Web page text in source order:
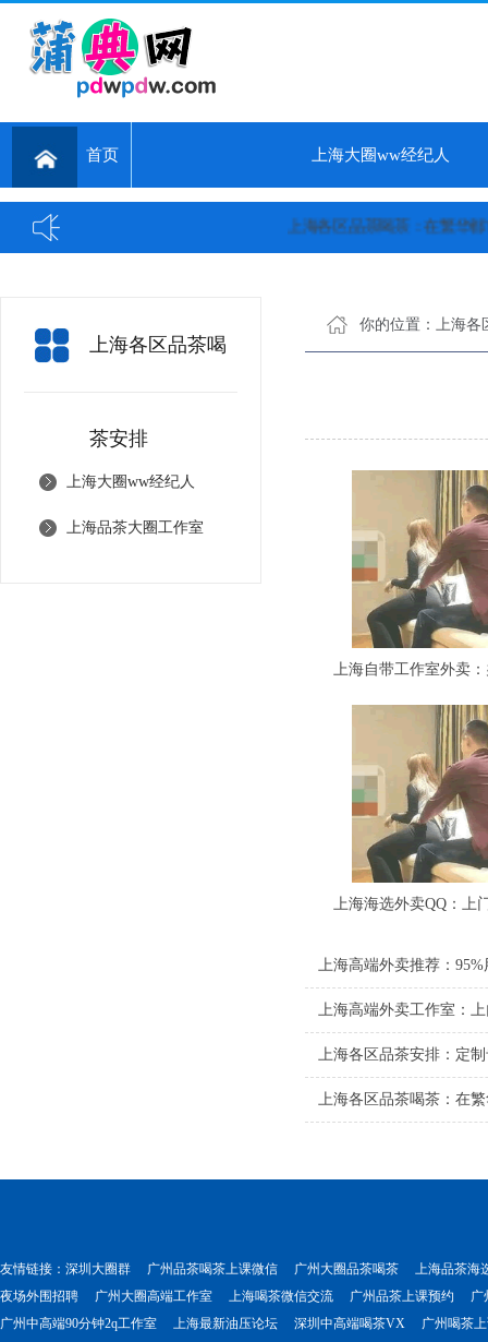
首页 上海大圈ww经纪人
上海各区品茶喝茶：在繁华都市
上海各区品茶喝
茶安排
上海大圈ww经纪人
上海品茶大圈工作室
你的位置： 上海各
上海高端外卖推荐：
上海高端外卖工作室：
上海各区品茶安排：定
上海各区品茶喝茶：在
友情链接： 深圳大圈群 广州品茶喝茶上课微信 广州大圈品茶喝茶
上海品茶海
夜场外围招聘
广州大圈高端工作室 上海喝茶微信交流 广州品茶上课预约
广
广州中高端90分钟2q工作室
上海最新油压论坛 深圳中高端喝茶VX
广州喝茶